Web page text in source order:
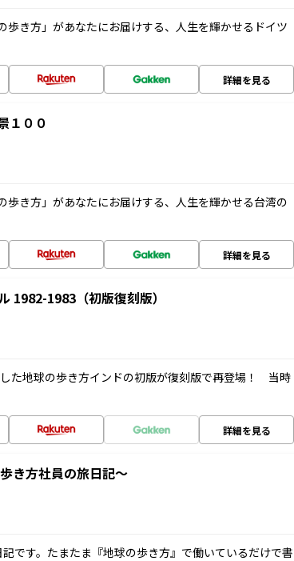
歩き方」があなたにお届けする、人生を輝かせるドイツ
詳細を見る
１００
歩き方」があなたにお届けする、人生を輝かせる台湾の
詳細を見る
1982-1983（初版復刻版）
た地球の歩き方インドの初版が復刻版で再登場！ 当時
詳細を見る
き方社員の旅日記～
です。たまたま『地球の歩き方』で働いているだけで書